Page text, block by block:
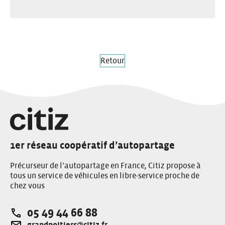
Retour
1er réseau coopératif d’autopartage
Précurseur de l’autopartage en France, Citiz propose à
tous un service de véhicules en libre-service proche de
chez vous
Téléphone:
05 49 44 66 88